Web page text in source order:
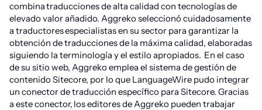
combina traducciones de alta calidad con tecnologías de
elevado valor añadido. Aggreko seleccionó cuidadosamente
a traductores especialistas en su sector para garantizar la
obtención de traducciones de la máxima calidad, elaboradas
siguiendo la terminología y el estilo apropiados. En el caso
de su sitio web, Aggreko emplea el sistema de gestión de
contenido Sitecore, por lo que LanguageWire pudo integrar
un conector de traducción específico para Sitecore. Gracias
a este conector, los editores de Aggreko pueden trabajar